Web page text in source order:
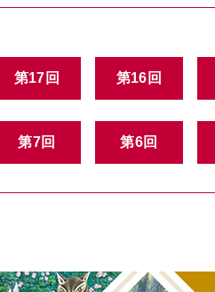
第17回 第16回
第7回 第6回